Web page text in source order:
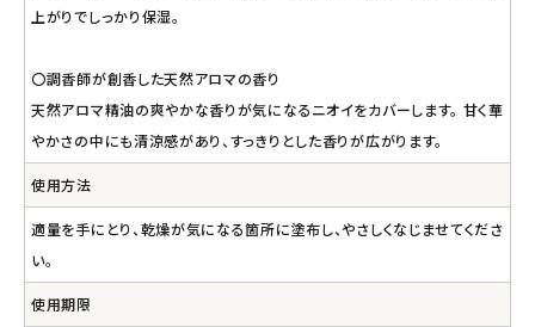
上がりでしっかり保湿。
〇調香師が創香した天然アロマの香り
天然アロマ精油の爽やかな香りが気になるニオイをカバーします。 甘く華
やかさの中にも清涼感があり、すっきりとした香りが広がります。
使用方法
適量を手にとり、乾燥が気になる箇所に塗布し、やさしくなじませてくださ
い。
使用期限